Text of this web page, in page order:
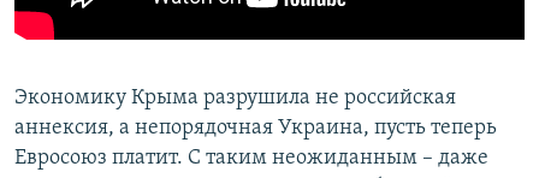
​Экономику Крыма разрушила не российская
аннексия, а непорядочная Украина, пусть теперь
Евросоюз платит. С таким неожиданным – даже